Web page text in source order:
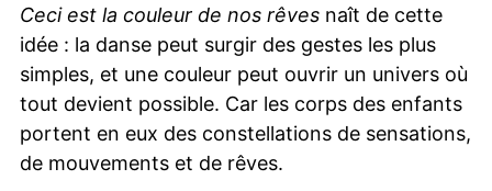
Ceci est la couleur de nos rêvesnaît de cette
idée : la danse peut surgir des gestes les plus
simples, et une couleur peut ouvrir un univers où
tout devient possible. Car les corps des enfants
portent en eux des constellations de sensations,
de mouvements et de rêves.